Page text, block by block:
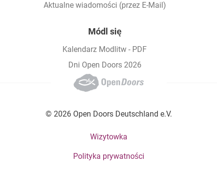
Aktualne wiadomości (przez E-Mail)
Módl się
Kalendarz Modlitw - PDF
Dni Open Doors 2026
© 2026 Open Doors Deutschland e.V.
Footer bottom menuWizytowka
Polityka prywatności